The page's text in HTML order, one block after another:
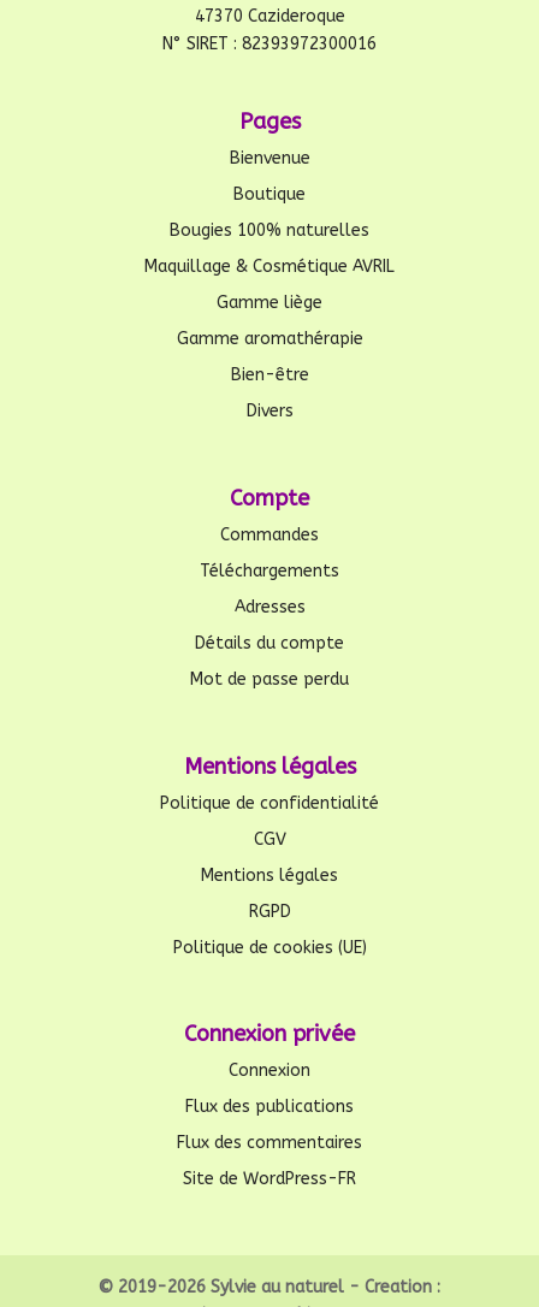
47370 Cazideroque
N° SIRET : 82393972300016
Pages
Bienvenue
Boutique
Bougies 100% naturelles
Maquillage & Cosmétique AVRIL
Gamme liège
Gamme aromathérapie
Bien-être
Divers
Compte
Commandes
Téléchargements
Adresses
Détails du compte
Mot de passe perdu
Mentions légales
Politique de confidentialité
CGV
Mentions légales
RGPD
Politique de cookies (UE)
Connexion privée
Connexion
Flux des publications
Flux des commentaires
Site de WordPress-FR
© 2019-2026 Sylvie au naturel - Creation :